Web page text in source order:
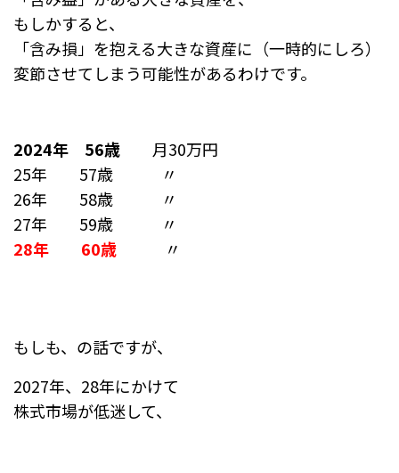
もしかすると、
「含み損」を抱える大きな資産に（一時的にしろ）
変節させてしまう可能性があるわけです。
2024年 56歳 月30万円
25年 57歳 〃
26年 58歳 〃
27年 59歳 〃
28年 60歳 〃
もしも、の話ですが、
2027年、28年にかけて
株式市場が低迷して、